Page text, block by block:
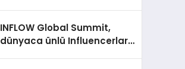
INFLOW Global Summit,
dünyaca ünlü Influencerları